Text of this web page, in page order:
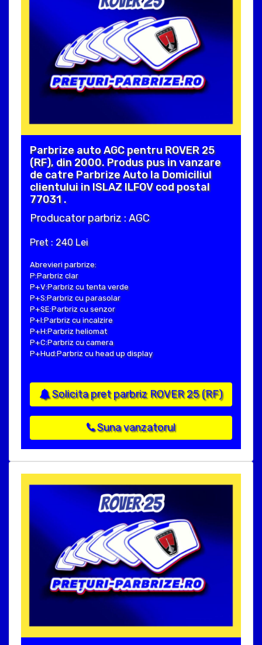
Parbrize auto AGC pentru ROVER 25
(RF), din 2000. Produs pus in vanzare
de catre Parbrize Auto la Domiciliul
clientului in ISLAZ ILFOV cod postal
77031 .
Producator parbriz : AGC
Pret : 240 Lei
Abrevieri parbrize:
P:Parbriz clar
P+V:Parbriz cu tenta verde
P+S:Parbriz cu parasolar
P+SE:Parbriz cu senzor
P+I:Parbriz cu incalzire
P+H:Parbriz heliomat
P+C:Parbriz cu camera
P+Hud:Parbriz cu head up display
Solicita pret parbriz ROVER 25 (RF)
Suna vanzatorul